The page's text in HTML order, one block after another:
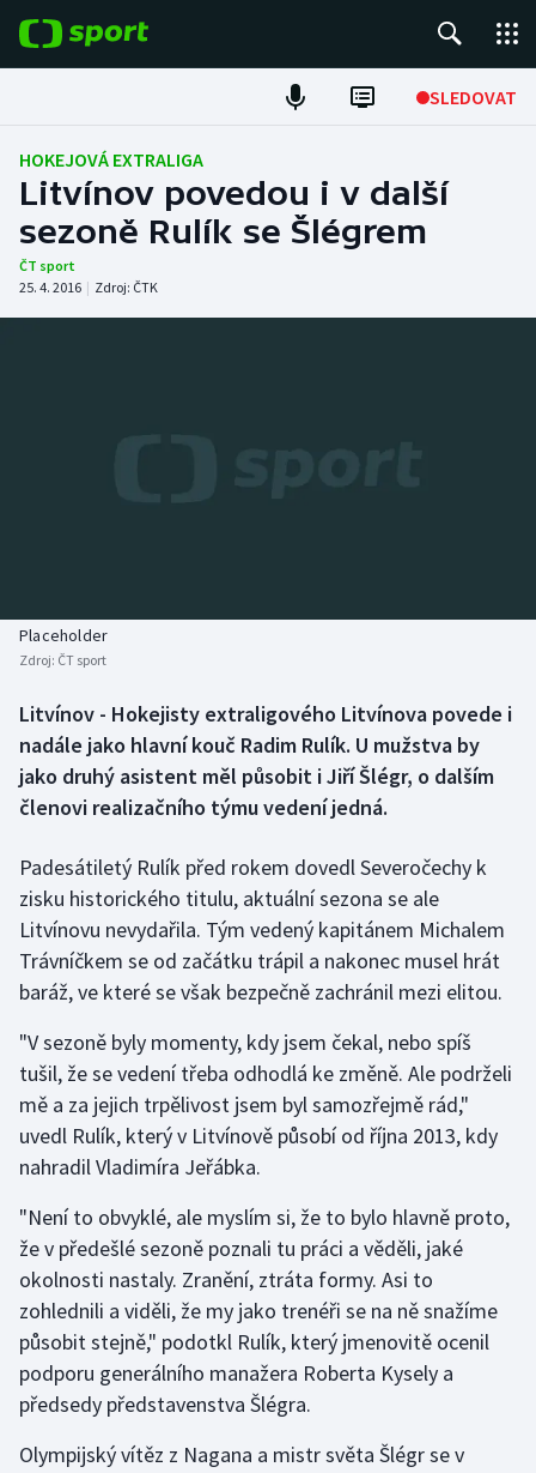
SLEDOVAT
Fotbal
Hokej
Tenis
Atletika
Biatlon
Boby a skeleton
Box
Dostihy
Florbal
Golf
Gymnastika
Jezdectví
Judo
Krasobruslení
Lezení
Aplikace ČT sport
AZ kvíz
HOKEJOVÁ EXTRALIGA
Litvínov povedou i v další
sezoně Rulík se Šlégrem
ČT sport
25. 4. 2016 | Zdroj: ČTK
Placeholder
Zdroj: ČT sport
Litvínov - Hokejisty extraligového Litvínova povede i
nadále jako hlavní kouč Radim Rulík. U mužstva by
jako druhý asistent měl působit i Jiří Šlégr, o dalším
členovi realizačního týmu vedení jedná.
Padesátiletý Rulík před rokem dovedl Severočechy k
zisku historického titulu, aktuální sezona se ale
Litvínovu nevydařila. Tým vedený kapitánem Michalem
Trávníčkem se od začátku trápil a nakonec musel hrát
baráž, ve které se však bezpečně zachránil mezi elitou.
"V sezoně byly momenty, kdy jsem čekal, nebo spíš
tušil, že se vedení třeba odhodlá ke změně. Ale podrželi
mě a za jejich trpělivost jsem byl samozřejmě rád,"
uvedl Rulík, který v Litvínově působí od října 2013, kdy
nahradil Vladimíra Jeřábka.
"Není to obvyklé, ale myslím si, že to bylo hlavně proto,
že v předešlé sezoně poznali tu práci a věděli, jaké
okolnosti nastaly. Zranění, ztráta formy. Asi to
zohlednili a viděli, že my jako trenéři se na ně snažíme
působit stejně," podotkl Rulík, který jmenovitě ocenil
podporu generálního manažera Roberta Kysely a
předsedy představenstva Šlégra.
Olympijský vítěz z Nagana a mistr světa Šlégr se v